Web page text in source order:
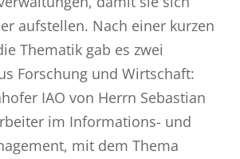
Kontraste
aufstellen. Nach einer kurzen
Thematik gab es zwei
Forschung und Wirtschaft:
IAO von Herrn Sebastian
im Informations- und
mit dem Thema